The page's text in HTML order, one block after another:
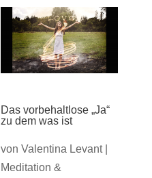
Das vorbehaltlose „Ja“
zu dem was ist
von Valentina Levant|
Meditation &